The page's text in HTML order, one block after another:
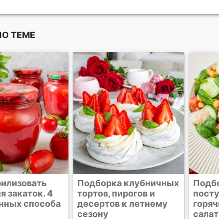
ТЕМЕ
клубничных
и
к летнему
Подборка рецептов к
посту. Постные
горячие блюда, супы,
салаты и десерты